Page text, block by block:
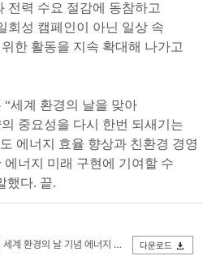
전력 수요 절감에 동참하고
회성 캠페인이 아닌 일상 속
한 활동을 지속 확대해 나가고
세계 환경의 날을 맞아
중요성을 다시 한번 되새기는
에너지 효율 향상과 친환경 경영
너지 미래 구현에 기여할 수
했다. 끝.
기념 에너지 절약 캠페인을 시행했다..jpg
다운로드